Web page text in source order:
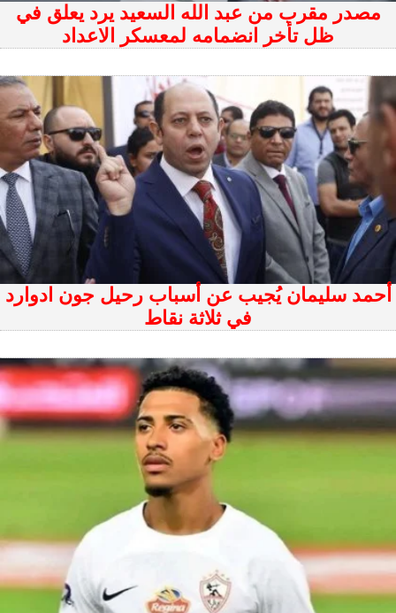
مصدر مقرب من عبد الله السعيد يرد يعلق في
ظل تأخر انضمامه لمعسكر الاعداد
أحمد سليمان يُجيب عن أسباب رحيل جون ادوارد
في ثلاثة نقاط